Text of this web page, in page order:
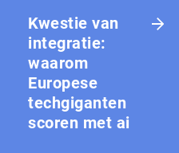
Kwestie van
integratie:
waarom
Europese
techgiganten
scoren met ai